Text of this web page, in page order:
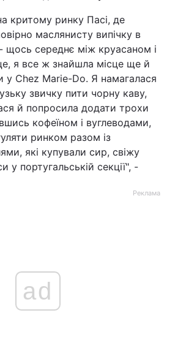
критому ринку Пасі, де
маслянисту випічку в
щось середнє між круасаном і
я все ж знайшла місце ще й
у Chez Marie-Do. Я намагалася
звичку пити чорну каву,
й попросила додати трохи
кофеїном і вуглеводами,
ринком разом із
які купували сир, свіжу
у португальській секції", -
Реклама
ad